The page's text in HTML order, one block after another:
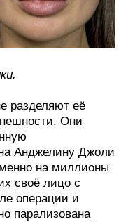
разделяют её
Они
Анджелину Джоли
на миллионы
своё лицо с
операции и
парализована